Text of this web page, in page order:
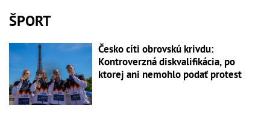
ŠPORT
Česko cíti obrovskú krivdu:
Kontroverzná diskvalifikácia, po
ktorej ani nemohlo podať protest